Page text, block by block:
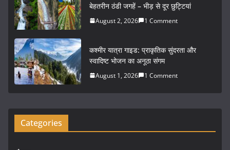
k
बेहतरीन ठंडी जगहें – भीड़ से दूर छुट्टियां
August 2, 2026 1 Comment
कश्मीर यात्रा गाइड: प्राकृतिक सुंदरता और
स्वादिष्ट भोजन का अनूठा संगम
August 1, 2026 1 Comment
Categories